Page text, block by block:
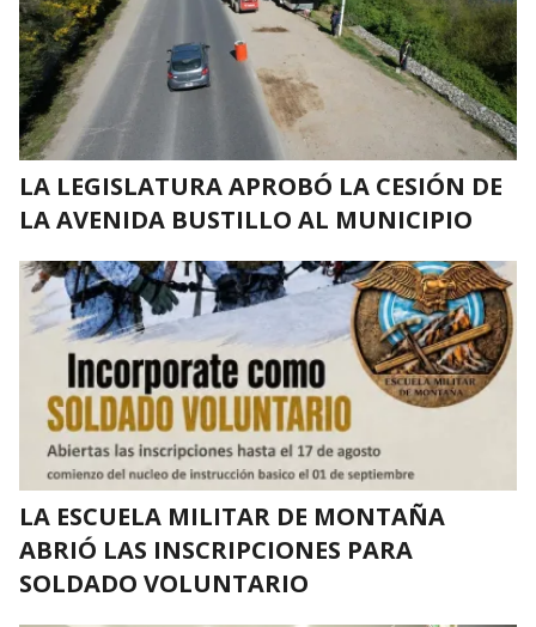
LA LEGISLATURA APROBÓ LA CESIÓN DE
LA AVENIDA BUSTILLO AL MUNICIPIO
LA ESCUELA MILITAR DE MONTAÑA
ABRIÓ LAS INSCRIPCIONES PARA
SOLDADO VOLUNTARIO